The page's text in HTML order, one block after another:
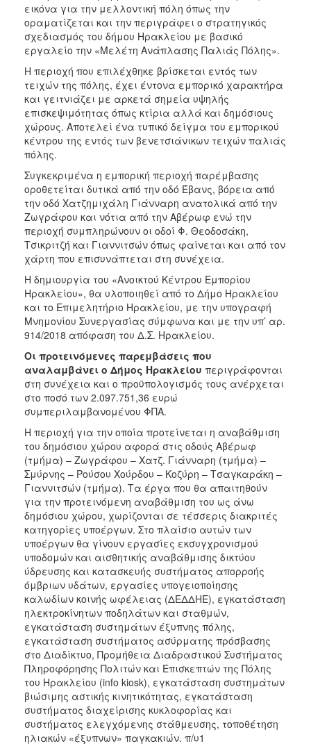
εικόνα για την μελλοντική πόλη όπως την
οραματίζεται και την περιγράφει ο στρατηγικός
σχεδιασμός του δήμου Ηρακλείου με βασικό
εργαλείο την «Μελέτη Ανάπλασης Παλιάς Πόλης».
Η περιοχή που επιλέχθηκε βρίσκεται εντός των
τειχών της πόλης, έχει έντονα εμπορικό χαρακτήρα
και γειτνιάζει με αρκετά σημεία υψηλής
επισκεψιμότητας όπως κτίρια αλλά και δημόσιους
χώρους. Αποτελεί ένα τυπικό δείγμα του εμπορικού
κέντρου της εντός των βενετσιάνικων τειχών παλιάς
πόλης.
Συγκεκριμένα η εμπορική περιοχή παρέμβασης
οροθετείται δυτικά από την οδό Έβανς, βόρεια από
την οδό Χατζημιχάλη Γιάνναρη ανατολικά από την
Ζωγράφου και νότια από την Αβέρωφ ενώ την
περιοχή συμπληρώνουν οι οδοί Φ. Θεοδοσάκη,
Τσικριτζή και Γιαννιτσών όπως φαίνεται και από τον
χάρτη που επισυνάπτεται στη συνέχεια.
Η δημιουργία του «Ανοικτού Κέντρου Εμπορίου
Ηρακλείου», θα υλοποιηθεί από το Δήμο Ηρακλείου
και το Επιμελητήριο Ηρακλείου, με την υπογραφή
Μνημονίου Συνεργασίας σύμφωνα και με την υπ’ αρ.
914/2018 απόφαση του Δ.Σ. Ηρακλείου.
Οι προτεινόμενες παρεμβάσεις που
αναλαμβάνει ο Δήμος Ηρακλείου περιγράφονται
στη συνέχεια και ο προϋπολογισμός τους ανέρχεται
στο ποσό των 2.097.751,36 ευρώ
συμπεριλαμβανομένου ΦΠΑ.
Η περιοχή για την οποία προτείνεται η αναβάθμιση
του δημόσιου χώρου αφορά στις οδούς Αβέρωφ
(τμήμα) – Ζωγράφου – Χατζ. Γιάνναρη (τμήμα) –
Σμύρνης – Ρούσου Χούρδου – Κοζύρη – Τσαγκαράκη –
Γιαννιτσών (τμήμα). Τα έργα που θα απαιτηθούν
για την προτεινόμενη αναβάθμιση του ως άνω
δημόσιου χώρου, χωρίζονται σε τέσσερις διακριτές
κατηγορίες υποέργων. Στο πλαίσιο αυτών των
υποέργων θα γίνουν εργασίες εκσυγχρονισμού
υποδομών και αισθητικής αναβάθμισης δικτύου
ύδρευσης και κατασκευής συστήματος απορροής
όμβριων υδάτων, εργασίες υπογειοποίησης
καλωδίων κοινής ωφέλειας (ΔΕΔΔΗΕ), εγκατάσταση
ηλεκτροκίνητων ποδηλάτων και σταθμών,
εγκατάσταση συστημάτων έξυπνης πόλης,
εγκατάσταση συστήματος ασύρματης πρόσβασης
στο Διαδίκτυο, Προμήθεια Διαδραστικού Συστήματος
Πληροφόρησης Πολιτών και Επισκεπτών της Πόλης
του Ηρακλείου (info kiosk), εγκατάσταση συστημάτων
βιώσιμης αστικής κινητικότητας, εγκατάσταση
συστήματος διαχείρισης κυκλοφορίας και
συστήματος ελεγχόμενης στάθμευσης, τοποθέτηση
ηλιακών «έξυπνων» παγκακιών. π/υ1